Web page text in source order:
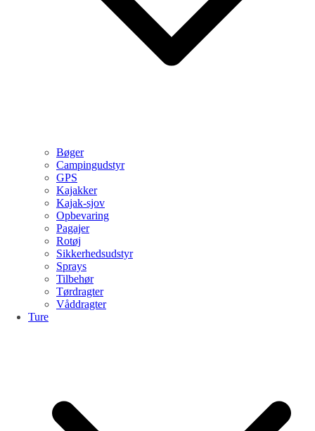
Bøger
Campingudstyr
GPS
Kajakker
Kajak-sjov
Opbevaring
Pagajer
Rotøj
Sikkerhedsudstyr
Sprays
Tilbehør
Tørdragter
Våddragter
Ture